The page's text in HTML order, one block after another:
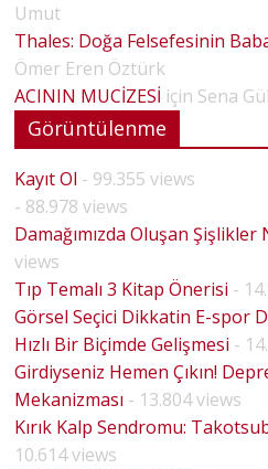
Umut
Thales: Doğa Felsefesinin
Ömer Eren Öztürk
ACININ MUCİZESİ için Sena
Görüntülenme
Kayıt Ol - 99.355 views
- 88.978 views
Damağımızda Oluşan Şişlikler
views
Tıp Temalı 3 Kitap Önerisi -
Görsel Seçici Dikkatin E-spor
Hızlı Bir Biçimde Gelişmesi -
Girdiyseniz Hemen Çıkın!
Mekanizması - 13.804 views
Kırık Kalp Sendromu:
10.614 views